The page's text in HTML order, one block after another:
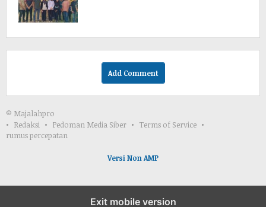
Add Comment
© Majalahpro
Redaksi
Pedoman Media Siber
Terms of Service
rumus percepatan
Versi Non AMP
Exit mobile version